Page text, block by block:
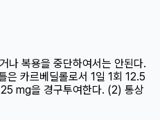
나 복용을 중단하여서는 안된다.
은 카르베딜롤로서 1일 1회 12.5
mg을 경구투여한다. (2) 통상